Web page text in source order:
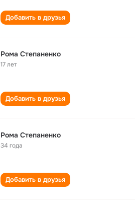
Добавить в друзья
Рома Степаненко
17 лет
Добавить в друзья
Рома Степаненко
34 года
Добавить в друзья